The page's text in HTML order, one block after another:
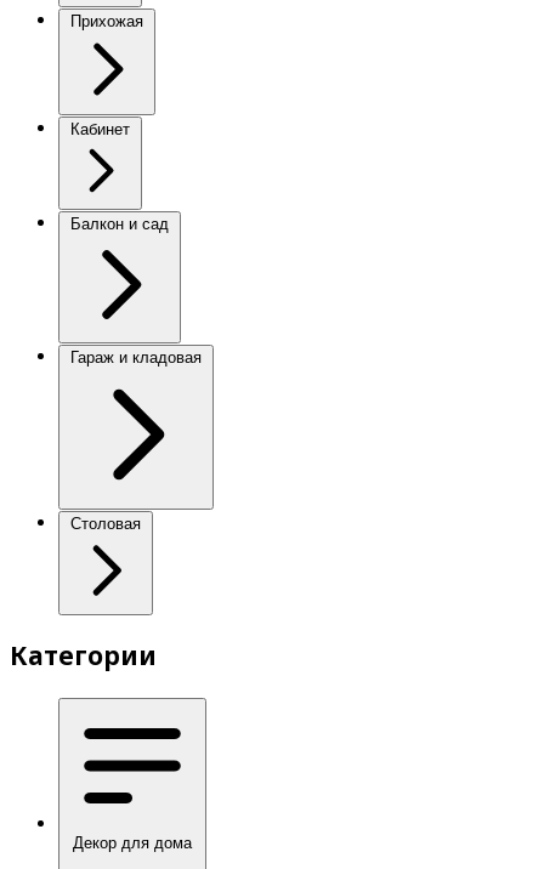
Прихожая
Кабинет
Балкон и сад
Гараж и кладовая
Столовая
Категории
Декор для дома